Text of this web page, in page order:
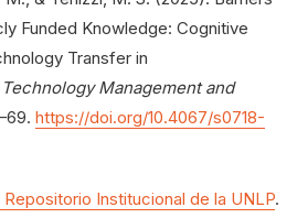
Funded Knowledge: Cognitive
Transfer in
Management and
https://doi.org/10.4067/s0718-
Repositorio Institucional de la UNLP.